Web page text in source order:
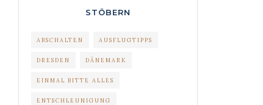
STÖBERN
ABSCHALTEN AUSFLUGTIPPS
DRESDEN DÄNEMARK
EINMAL BITTE ALLES
ENTSCHLEUNIGUNG